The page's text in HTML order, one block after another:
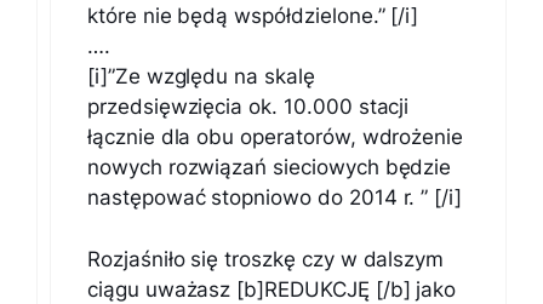
które nie będą współdzielone.” [/i]
….
[i]”Ze względu na skalę
przedsięwzięcia ok. 10.000 stacji
łącznie dla obu operatorów, wdrożenie
nowych rozwiązań sieciowych będzie
następować stopniowo do 2014 r. ” [/i]
Rozjaśniło się troszkę czy w dalszym
ciągu uważasz [b]REDUKCJĘ [/b] jako